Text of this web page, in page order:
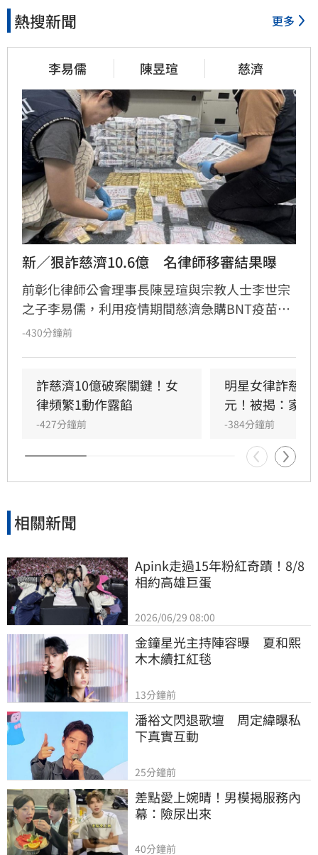
熱搜新聞 更多
李易儒 陳昱瑄 慈濟
新／狠詐慈濟10.6億　名律師移審結果曝
前彰化律師公會理事長陳昱瑄與宗教人士李世宗
之子李易儒，利用疫情期間慈濟急購BNT疫苗的
焦慮，謊稱具備採購管道並詐騙3000萬美元顧問
黃金藏匿於豪宅保險箱。台中地檢署經長期調
查，於日前發動大規模搜索，並依詐欺、洗錢等
罪嫌起訴5人。法院裁定陳昱瑄續押禁見，其餘
共犯處置待定。此案不僅重創律師專業形象，更
因涉及利用宗教信
-430分鐘前
詐慈濟10億破案關鍵！女
律頻繁1動作露餡
-427分鐘前
明星女律詐慈
元！被揭：家底
-384分鐘前
相關新聞
Apink走過15年粉紅奇蹟！8/8
相約高雄巨蛋
2026/06/29 08:00
金鐘星光主持陣容曝　夏和熙
木木續扛紅毯
13分鐘前
潘裕文閃退歌壇　周定緯曝私
下真實互動
25分鐘前
差點愛上婉晴！男模揭服務內
幕：險尿出來
40分鐘前